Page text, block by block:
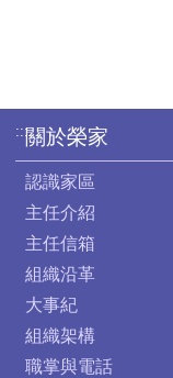
:::關於榮家
認識家區
主任介紹
主任信箱
組織沿革
大事紀
組織架構
職掌與電話